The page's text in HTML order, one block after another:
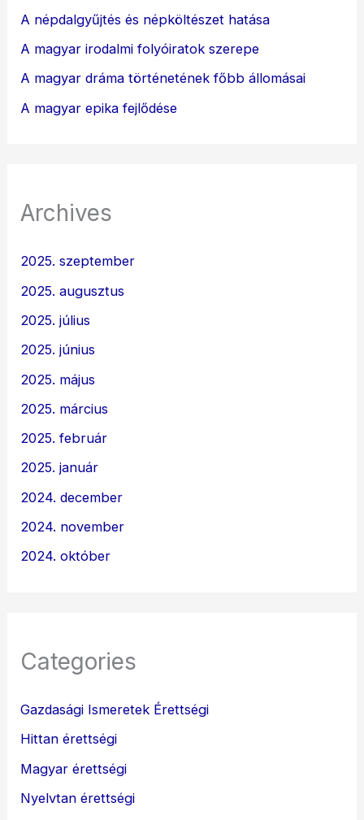
A népdalgyűjtés és népköltészet hatása
A magyar irodalmi folyóiratok szerepe
A magyar dráma történetének főbb állomásai
A magyar epika fejlődése
Archives
2025. szeptember
2025. augusztus
2025. július
2025. június
2025. május
2025. március
2025. február
2025. január
2024. december
2024. november
2024. október
Categories
Gazdasági Ismeretek Érettségi
Hittan érettségi
Magyar érettségi
Nyelvtan érettségi